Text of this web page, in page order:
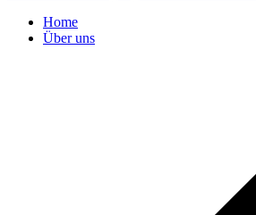
Home
Über uns